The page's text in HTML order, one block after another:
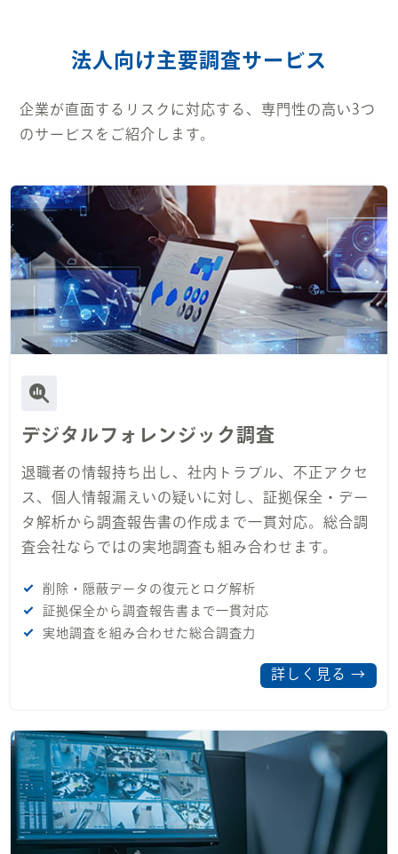
アンバサダー 佐々木成三
法人向け主要調査サービス
企業が直面するリスクに対応する、専門性の高い3つ
のサービスをご紹介します。
デジタルフォレンジック調査
退職者の情報持ち出し、社内トラブル、不正アクセ
ス、個人情報漏えいの疑いに対し、証拠保全・デー
タ解析から調査報告書の作成まで一貫対応。総合調
査会社ならではの実地調査も組み合わせます。
削除・隠蔽データの復元とログ解析
証拠保全から調査報告書まで一貫対応
実地調査を組み合わせた総合調査力
詳しく見る →